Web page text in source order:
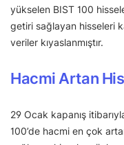
yükselen BIST 100
getiri sağlayan hisseleri
veriler kıyaslanmıştır.
Hacmi Artan
29 Ocak kapanış
100’de hacmi en çok